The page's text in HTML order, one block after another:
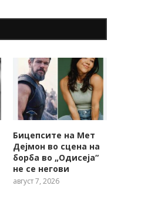
Бицепсите на Мет
Дејмон во сцена на
борба во „Одисеја“
не се негови
август 7, 2026